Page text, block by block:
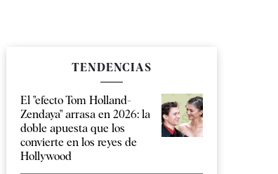
TENDENCIAS
El "efecto Tom Holland-
Zendaya" arrasa en 2026: la
doble apuesta que los
convierte en los reyes de
Hollywood